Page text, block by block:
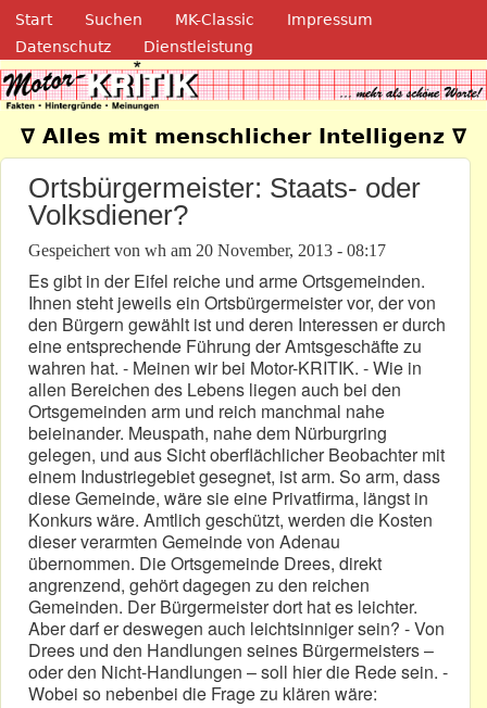
Direkt zum Inhalt
Navigation
Start Suchen MK-Classic
Impressum
Datenschutz
Dienstleistung
Motor-Kritik.de
∇ Alles mit menschlicher Intelligenz ∇
Ortsbürgermeister: Staats- oder
Volksdiener?
Gespeichert von wh am 20 November, 2013 - 08:17
Es gibt in der Eifel reiche und arme Ortsgemeinden.
Ihnen steht jeweils ein Ortsbürgermeister vor, der von
den Bürgern gewählt ist und deren Interessen er durch
eine entsprechende Führung der Amtsgeschäfte zu
wahren hat. - Meinen wir bei Motor-KRITIK. - Wie in
allen Bereichen des Lebens liegen auch bei den
Ortsgemeinden arm und reich manchmal nahe
beieinander. Meuspath, nahe dem Nürburgring
gelegen, und aus Sicht oberflächlicher Beobachter mit
einem Industriegebiet gesegnet, ist arm. So arm, dass
diese Gemeinde, wäre sie eine Privatfirma, längst in
Konkurs wäre. Amtlich geschützt, werden die Kosten
dieser verarmten Gemeinde von Adenau
übernommen. Die Ortsgemeinde Drees, direkt
angrenzend, gehört dagegen zu den reichen
Gemeinden. Der Bürgermeister dort hat es leichter.
Aber darf er deswegen auch leichtsinniger sein? - Von
Drees und den Handlungen seines Bürgermeisters –
oder den Nicht-Handlungen – soll hier die Rede sein. -
Wobei so nebenbei die Frage zu klären wäre: